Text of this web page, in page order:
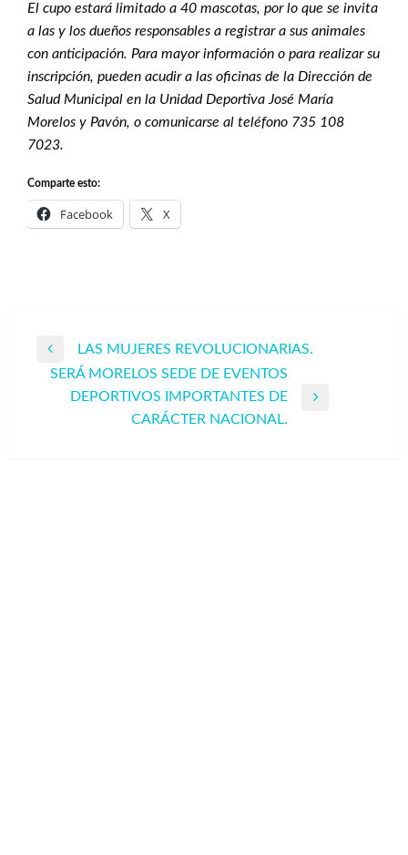
El cupo estará limitado a 40 mascotas, por lo que se invita
a las y los dueños responsables a registrar a sus animales
con anticipación. Para mayor información o para realizar su
inscripción, pueden acudir a las oficinas de la Dirección de
Salud Municipal en la Unidad Deportiva José María
Morelos y Pavón, o comunicarse al teléfono 735 108
7023.
Comparte esto:
Facebook X
Navegación
de
entradas
Entrada
anterior
LAS MUJERES REVOLUCIONARIAS.
SERÁ MORELOS SEDE DE EVENTOS
DEPORTIVOS IMPORTANTES DE
CARÁCTER NACIONAL.